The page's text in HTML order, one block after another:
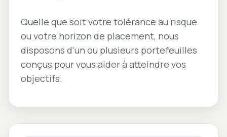
Quelle que soit votre tolérance au risque
ou votre horizon de placement, nous
disposons d'un ou plusieurs portefeuilles
conçus pour vous aider à atteindre vos
objectifs.